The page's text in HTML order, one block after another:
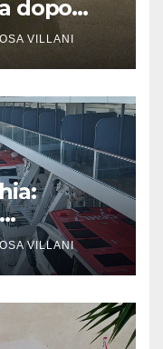
dopo
VILLANI
ad una
VILLANI